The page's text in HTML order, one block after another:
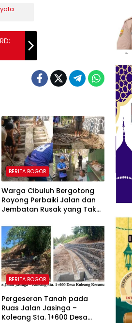
BERITA BOGOR
Warga Cibuluh Bergotong
Royong Perbaiki Jalan dan
Jembatan Rusak yang Tak
BERITA BOGOR
Pergeseran Tanah pada
Ruas Jalan Jasinga –
Koleang Sta. 1+600 Desa